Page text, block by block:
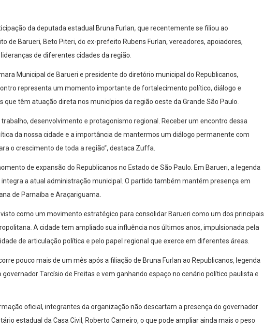
da deputada estadual Bruna Furlan, que recentemente se filiou ao
de Barueri, Beto Piteri, do ex-prefeito Rubens Furlan, vereadores, apoiadores,
de diferentes cidades da região.
Municipal de Barueri e presidente do diretório municipal do Republicanos,
representa um momento importante de fortalecimento político, diálogo e
que têm atuação direta nos municípios da região oeste da Grande São Paulo.
desenvolvimento e protagonismo regional. Receber um encontro dessa
da nossa cidade e a importância de mantermos um diálogo permanente com
o crescimento de toda a região”, destaca Zuffa.
de expansão do Republicanos no Estado de São Paulo. Em Barueri, a legenda
a atual administração municipal. O partido também mantém presença em
de Parnaíba e Araçariguama.
como um movimento estratégico para consolidar Barueri como um dos principais
A cidade tem ampliado sua influência nos últimos anos, impulsionada pela
de articulação política e pelo papel regional que exerce em diferentes áreas.
pouco mais de um mês após a filiação de Bruna Furlan ao Republicanos, legenda
Tarcísio de Freitas e vem ganhando espaço no cenário político paulista e
oficial, integrantes da organização não descartam a presença do governador
estadual da Casa Civil, Roberto Carneiro, o que pode ampliar ainda mais o peso